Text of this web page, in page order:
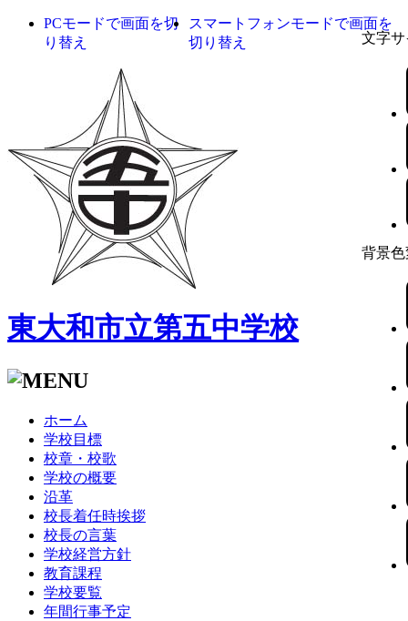
文字サ
背景色
PCモードで画面を切
り替え
スマートフォンモードで画面を
切り替え
東大和市立第五中学校
ホーム
学校目標
校章・校歌
学校の概要
沿革
校長着任時挨拶
校長の言葉
学校経営方針
教育課程
学校要覧
年間行事予定